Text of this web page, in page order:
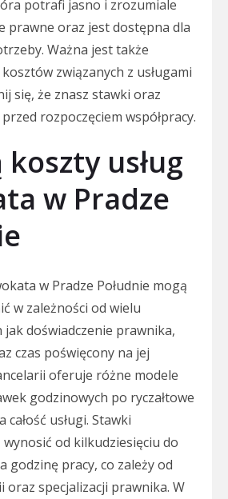
potrafi jasno i zrozumiale
prawne oraz jest dostępna dla
Ważna jest także
związanych z usługami
się, że znasz stawki oraz
rozpoczęciem współpracy.
koszty usług
w Pradze
w Pradze Południe mogą
w zależności od wielu
doświadczenie prawnika,
czas poświęcony na jej
oferuje różne modele
godzinowych po ryczałtowe
usługi. Stawki
od kilkudziesięciu do
godzinę pracy, co zależy od
oraz specjalizacji prawnika. W